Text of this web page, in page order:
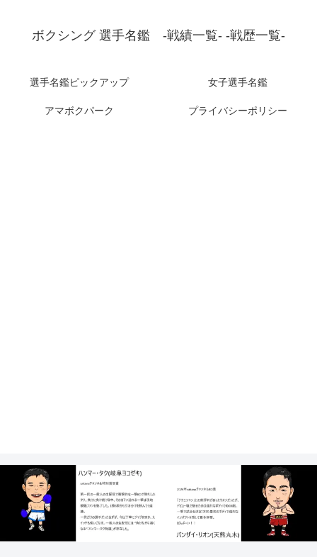
ボクシング 選手名鑑 -戦績一覧- -戦歴一覧-
選手名鑑ピックアップ 女子選手名鑑
アマボクパーク プライバシーポリシー